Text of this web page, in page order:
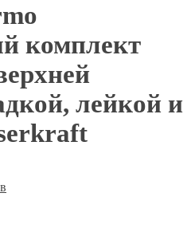
комплект
лейкой и